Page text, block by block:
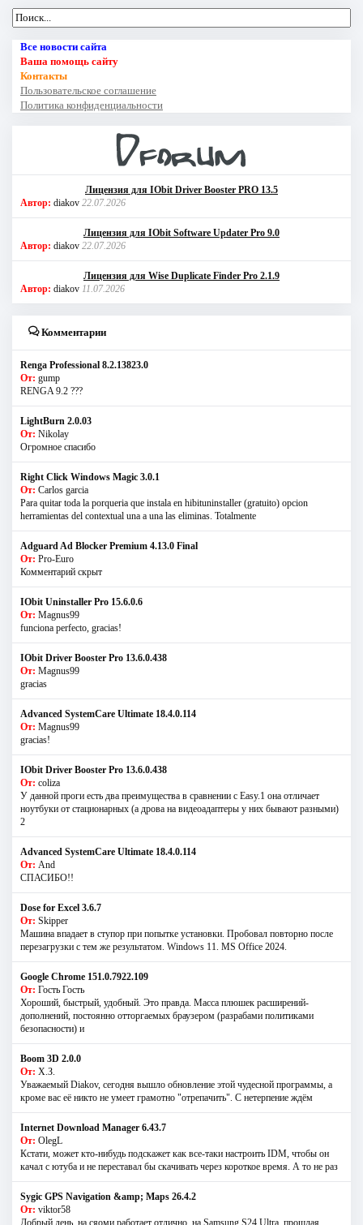
Все новости сайта
Ваша помощь сайту
Контакты
Пользовательское соглашение
Политика конфиденциальности
Лицензия для IObit Driver Booster PRO 13.5
Автор: diakov 22.07.2026
Лицензия для IObit Software Updater Pro 9.0
Автор: diakov 22.07.2026
Лицензия для Wise Duplicate Finder Pro 2.1.9
Автор: diakov 11.07.2026
Комментарии
Renga Professional 8.2.13823.0
От: gump
RENGA 9.2 ???
LightBurn 2.0.03
От: Nikolay
Огромное спасибо
Right Click Windows Magic 3.0.1
От: Carlos garcia
Para quitar toda la porqueria que instala en hibituninstaller (gratuito) opcion
herramientas del contextual una a una las eliminas. Totalmente
Adguard Ad Blocker Premium 4.13.0 Final
От: Pro-Euro
Комментарий скрыт
IObit Uninstaller Pro 15.6.0.6
От: Magnus99
funciona perfecto, gracias!
IObit Driver Booster Pro 13.6.0.438
От: Magnus99
gracias
Advanced SystemCare Ultimate 18.4.0.114
От: Magnus99
gracias!
IObit Driver Booster Pro 13.6.0.438
От: coliza
У данной проги есть два преимущества в сравнении с Easy.1 она отличает
ноутбуки от стационарных (а дрова на видеоадаптеры у них бывают разными)
2
Advanced SystemCare Ultimate 18.4.0.114
От: And
СПАСИБО!!
Dose for Excel 3.6.7
От: Skipper
Машина впадает в ступор при попытке установки. Пробовал повторно после
перезагрузки с тем же результатом. Windows 11. MS Offiсe 2024.
Google Chrome 151.0.7922.109
От: Гость Гость
Хороший, быстрый, удобный. Это правда. Масса плюшек расширений-
дополнений, постоянно отторгаемых браузером (разрабами политиками
безопасности) и
Boom 3D 2.0.0
От: Х.З.
Уважаемый Diakov, сегодня вышло обновление этой чудесной программы, а
кроме вас её никто не умеет грамотно "отрепачить". С нетерпение ждём
Internet Download Manager 6.43.7
От: OlegL
Кстати, может кто-нибудь подскажет как все-таки настроить IDM, чтобы он
качал с ютуба и не переставал бы скачивать через короткое время. А то не раз
Sygic GPS Navigation &amp; Maps 26.4.2
От: viktor58
Добрый день, на сяоми работает отлично, на Samsung S24 Ultra, прошлая